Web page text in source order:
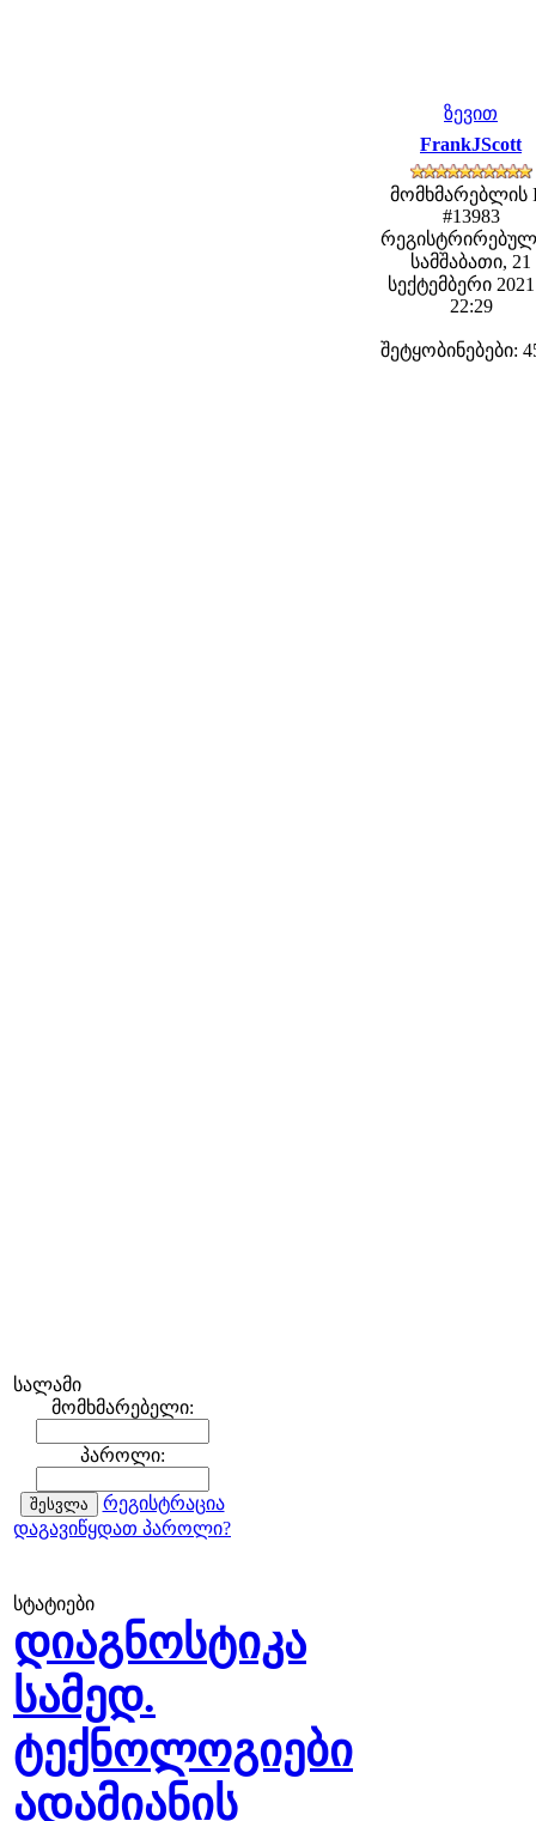
სალამი
მომხმარებელი:
პაროლი:
რეგისტრაცია
დაგავიწყდათ პაროლი?
სტატიები
დიაგნოსტიკა
სამედ.
ტექნოლოგიები
ადამიანის
ზევით
FrankJScott
მომხმარებლის
#13983
სამშაბათი, 21
სექტემბერი
22:29
შეტყობინებები: